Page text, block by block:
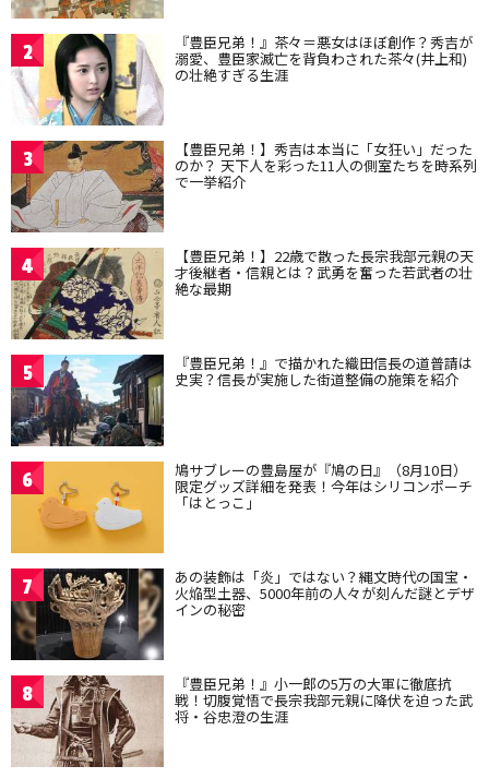
2 『豊臣兄弟！』茶々＝悪女はほぼ創作？秀吉が
溺愛、豊臣家滅亡を背負わされた茶々(井上和)
の壮絶すぎる生涯
3 【豊臣兄弟！】秀吉は本当に「女狂い」だった
のか？ 天下人を彩った11人の側室たちを時系列
で一挙紹介
4 【豊臣兄弟！】22歳で散った長宗我部元親の天
才後継者・信親とは？武勇を奮った若武者の壮
絶な最期
5 『豊臣兄弟！』で描かれた織田信長の道普請は
史実？信長が実施した街道整備の施策を紹介
6 鳩サブレーの豊島屋が『鳩の日』（8月10日）
限定グッズ詳細を発表！今年はシリコンポーチ
「はとっこ」
7 あの装飾は「炎」ではない？縄文時代の国宝・
火焔型土器、5000年前の人々が刻んだ謎とデザ
インの秘密
8 『豊臣兄弟！』小一郎の5万の大軍に徹底抗
戦！切腹覚悟で長宗我部元親に降伏を迫った武
将・谷忠澄の生涯